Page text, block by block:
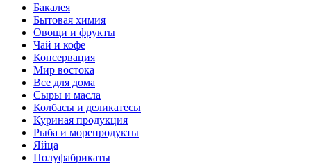
Бакалея
Бытовая химия
Овощи и фрукты
Чай и кофе
Консервация
Мир востока
Все для дома
Сыры и масла
Колбасы и деликатесы
Куриная продукция
Рыба и морепродукты
Яйца
Полуфабрикаты